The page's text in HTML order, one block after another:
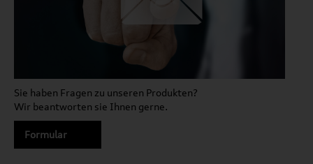
Sie haben Fragen zu unseren Produkten?
Wir beantworten sie Ihnen gerne.
Formular